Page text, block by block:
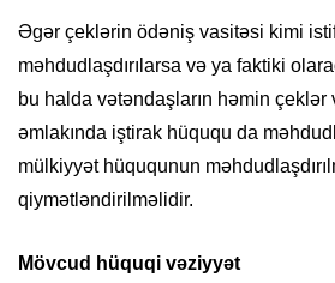
Əgər çeklərin ödəniş vasitəsi kimi
məhdudlaşdırılarsa və ya faktiki
bu halda vətəndaşların həmin
əmlakında iştirak hüququ da
mülkiyyət hüququnun
qiymətləndirilməlidir.
Mövcud hüquqi vəziyyət